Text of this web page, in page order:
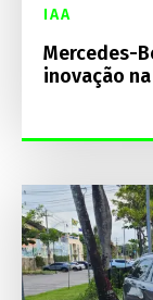
IAA
Mercedes-
inovação